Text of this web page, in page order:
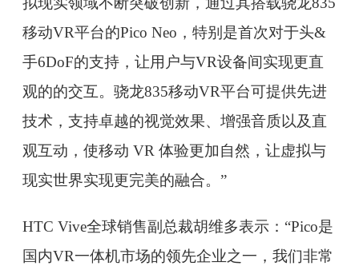
移动VR平台的Pico Neo，特别是首次对于头&
手6DoF的支持，让用户与VR设备间实现更直
观的的交互。骁龙835移动VR平台可提供先进
技术，支持卓越的视觉效果、增强音质以及直
观互动，使移动 VR 体验更加自然，让虚拟与
现实世界实现更完美的融合。”
HTC Vive全球销售副总裁胡维多表示：“Pico是
国内VR一体机市场的领先企业之一，我们非常